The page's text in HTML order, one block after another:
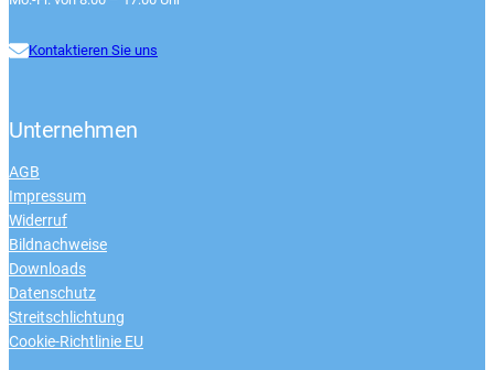
Kontaktieren Sie uns
Unternehmen
AGB
Impressum
Widerruf
Bildnachweise
Downloads
Datenschutz
Streitschlichtung
Cookie-Richtlinie EU